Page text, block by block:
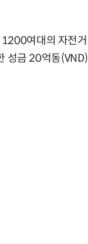
여대의 자전거
성금 20억동(VND)